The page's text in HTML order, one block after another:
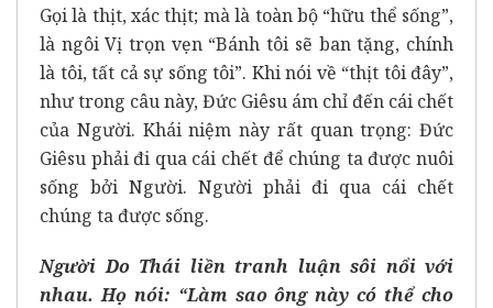
Gọi là thịt, xác thịt; mà là toàn bộ “hữu thể sống”,
là ngôi Vị trọn vẹn “Bánh tôi sẽ ban tặng, chính
là tôi, tất cả sự sống tôi”. Khi nói về “thịt tôi đây”,
như trong câu này, Đức Giêsu ám chỉ đến cái chết
của Người. Khái niệm này rất quan trọng: Đức
Giêsu phải đi qua cái chết để chúng ta được nuôi
sống bởi Người. Người phải đi qua cái chết
chúng ta được sống.
Người Do Thái liền tranh luận sôi nổi với
nhau. Họ nói: “Làm sao ông này có thể cho